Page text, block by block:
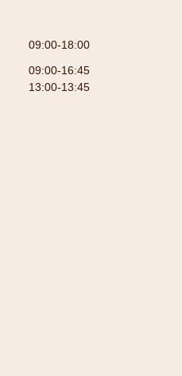
09:00-18:00
09:00-16:45
13:00-13:45